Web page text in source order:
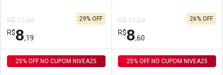
Comprar sem Desconto
Por R$ 8,19/cada
Comprar sem Desconto
Por R$ 8,19/cada
Comprar sem Desconto
Por R$ 8,19/cada
Comprar sem Desconto
Por R$ 8,19/cada
R$ 11,59
R$8,19
29% OFF
FECHAR
FECHAR
R$ 11,59
R$8,60
26% OFF
25% OFF NO CUPOM NIVEA25 25% OFF NO CUPOM NIVEA25